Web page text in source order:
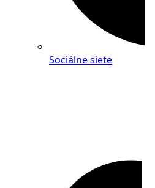
Sociálne siete